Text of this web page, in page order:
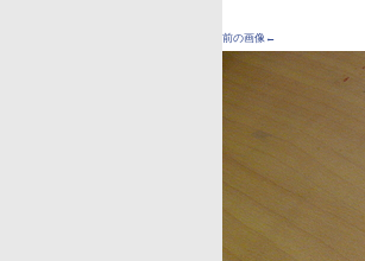
前の画像←